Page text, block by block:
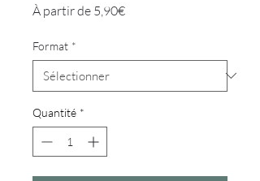
À partir de 5,90€Prix
Format *
Quantité *